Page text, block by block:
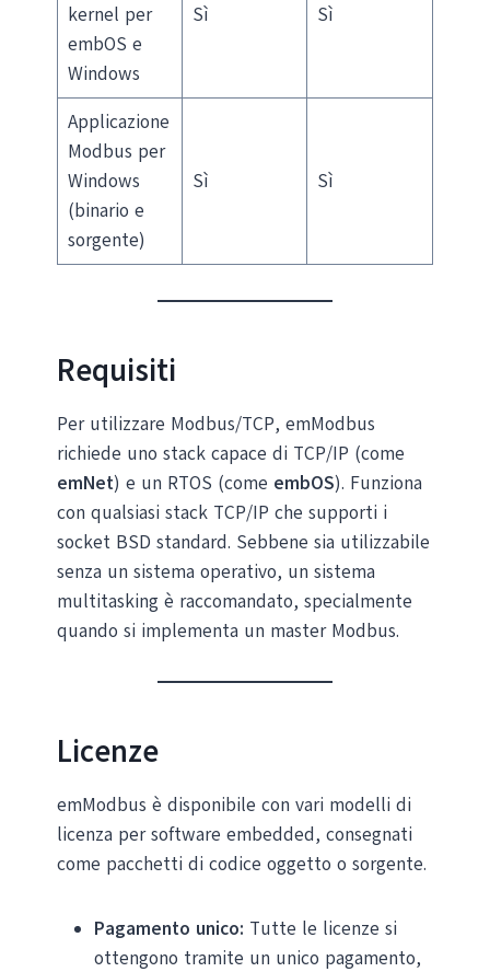
kernel per
embOS e
Windows
Sì Sì
Applicazione
Modbus per
Windows
(binario e
sorgente)
Sì Sì
Requisiti
Per utilizzare Modbus/TCP, emModbus
richiede uno stack capace di TCP/IP (come
emNet) e un RTOS (come embOS). Funziona
con qualsiasi stack TCP/IP che supporti i
socket BSD standard. Sebbene sia utilizzabile
senza un sistema operativo, un sistema
multitasking è raccomandato, specialmente
quando si implementa un master Modbus.
Licenze
emModbus è disponibile con vari modelli di
licenza per software embedded, consegnati
come pacchetti di codice oggetto o sorgente.
Pagamento unico: Tutte le licenze si
ottengono tramite un unico pagamento,